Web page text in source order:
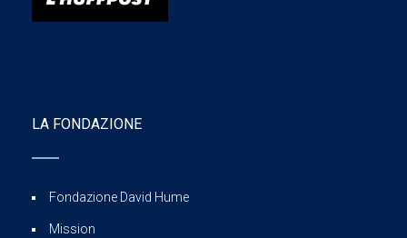
LA FONDAZIONE
Fondazione David Hume
Mission